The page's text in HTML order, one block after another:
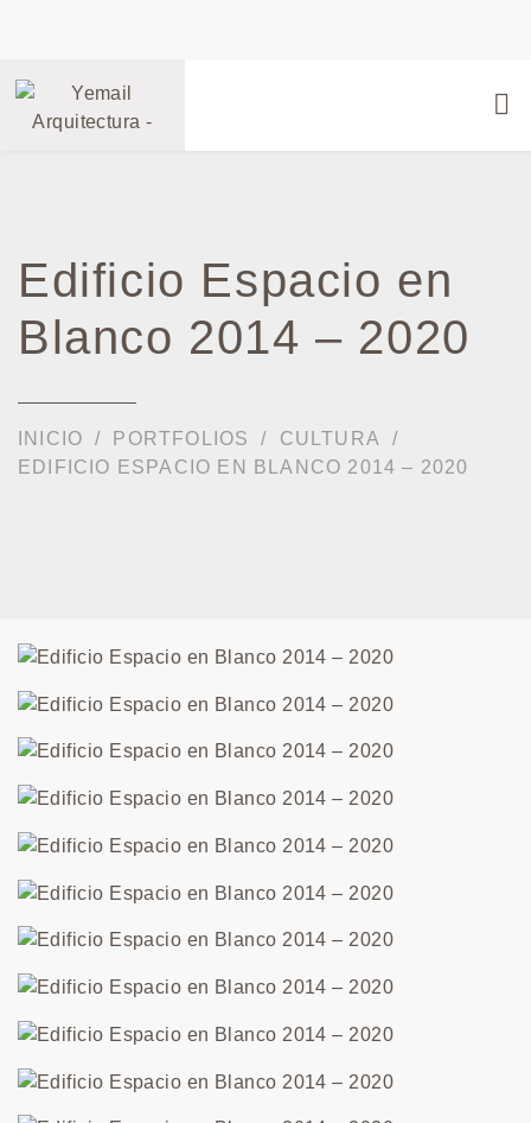
Edificio Espacio en
Blanco 2014 – 2020
INICIO PORTFOLIOS
CULTURA
EDIFICIO ESPACIO EN BLANCO 2014 – 2020